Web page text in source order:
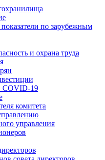
по зарубежным
и охрана труда
COVID‑19
комитета
управления